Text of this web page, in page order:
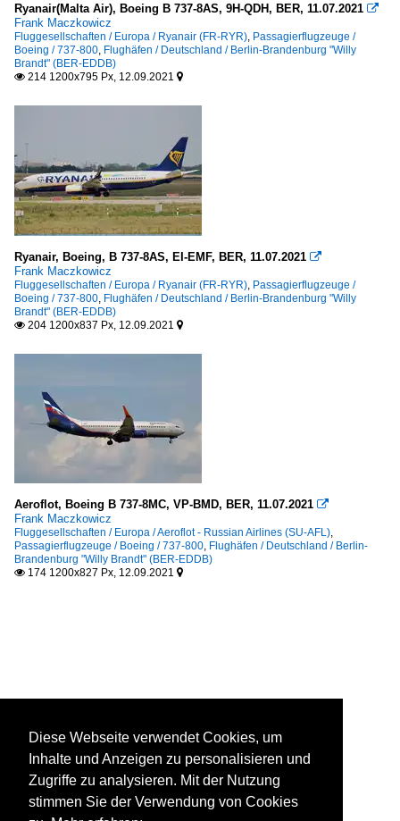
Ryanair(Malta Air), Boeing B 737-8AS, 9H-QDH, BER, 11.07.2021 
Frank Maczkowicz
Fluggesellschaften / Europa / Ryanair (FR-RYR), Passagierflugzeuge /
Boeing / 737-800, Flughäfen / Deutschland / Berlin-Brandenburg "Willy
Brandt" (BER-EDDB)
 214 1200x795 Px, 12.09.2021 
Ryanair, Boeing, B 737-8AS, EI-EMF, BER, 11.07.2021 
Frank Maczkowicz
Fluggesellschaften / Europa / Ryanair (FR-RYR), Passagierflugzeuge /
Boeing / 737-800, Flughäfen / Deutschland / Berlin-Brandenburg "Willy
Brandt" (BER-EDDB)
 204 1200x837 Px, 12.09.2021 
Aeroflot, Boeing B 737-8MC, VP-BMD, BER, 11.07.2021 
Frank Maczkowicz
Fluggesellschaften / Europa / Aeroflot - Russian Airlines (SU-AFL),
Passagierflugzeuge / Boeing / 737-800, Flughäfen / Deutschland / Berlin-
Brandenburg "Willy Brandt" (BER-EDDB)
 174 1200x827 Px, 12.09.2021 
Diese Webseite verwendet Cookies, um
Inhalte und Anzeigen zu personalisieren und
Zugriffe zu analysieren. Mit der Nutzung
stimmen Sie der Verwendung von Cookies